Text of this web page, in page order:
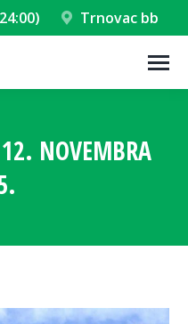
Trnovac bb
12. NOVEMBRA